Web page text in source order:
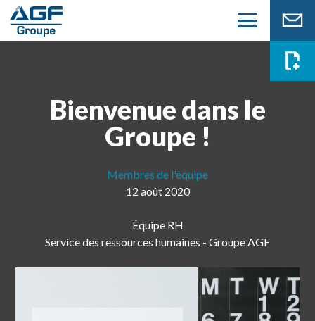
Bienvenue dans le
Groupe !
Membres de l'équipe
12 août 2020
Équipe RH
Service des ressources humaines - Groupe AGF